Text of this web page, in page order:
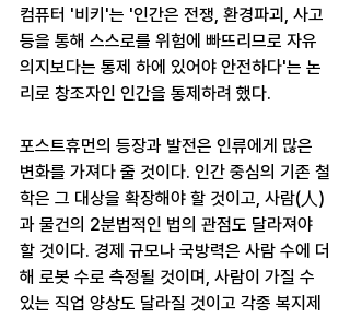
컴퓨터 '비키'는 '인간은 전쟁, 환경파괴, 사고
등을 통해 스스로를 위험에 빠뜨리므로 자유
의지보다는 통제 하에 있어야 안전하다'는 논
리로 창조자인 인간을 통제하려 했다.
포스트휴먼의 등장과 발전은 인류에게 많은
변화를 가져다 줄 것이다. 인간 중심의 기존 철
학은 그 대상을 확장해야 할 것이고, 사람(人)
과 물건의 2분법적인 법의 관점도 달라져야
할 것이다. 경제 규모나 국방력은 사람 수에 더
해 로봇 수로 측정될 것이며, 사람이 가질 수
있는 직업 양상도 달라질 것이고 각종 복지제